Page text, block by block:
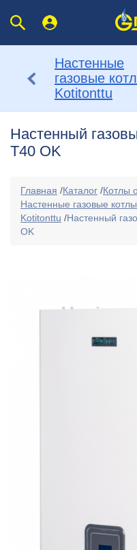
Настенные
газовые
Kotitonttu
Настенный
T40 OK
Главная /Каталог /Котлы
Настенные газовые котлы
Kotitonttu /Настенный
OK